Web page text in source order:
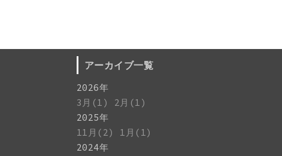
アーカイブ一覧
2026年
3月(1)
2月(1)
2025年
11月(2)
1月(1)
2024年